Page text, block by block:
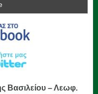
Βασιλείου – Λεωφ.